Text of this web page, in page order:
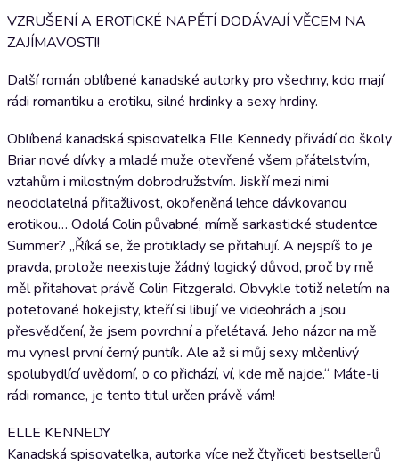
VZRUŠENÍ A EROTICKÉ NAPĚTÍ DODÁVAJÍ VĚCEM NA
ZAJÍMAVOSTI!
Další román oblíbené kanadské autorky pro všechny, kdo mají
rádi romantiku a erotiku, silné hrdinky a sexy hrdiny.
Oblíbená kanadská spisovatelka Elle Kennedy přivádí do školy
Briar nové dívky a mladé muže otevřené všem přátelstvím,
vztahům i milostným dobrodružstvím. Jiskří mezi nimi
neodolatelná přitažlivost, okořeněná lehce dávkovanou
erotikou… Odolá Colin půvabné, mírně sarkastické studentce
Summer? „Říká se, že protiklady se přitahují. A nejspíš to je
pravda, protože neexistuje žádný logický důvod, proč by mě
měl přitahovat právě Colin Fitzgerald. Obvykle totiž neletím na
potetované hokejisty, kteří si libují ve videohrách a jsou
přesvědčení, že jsem povrchní a přelétavá. Jeho názor na mě
mu vynesl první černý puntík. Ale až si můj sexy mlčenlivý
spolubydlící uvědomí, o co přichází, ví, kde mě najde.“ Máte-li
rádi romance, je tento titul určen právě vám!
ELLE KENNEDY
Kanadská spisovatelka, autorka více než čtyřiceti bestsellerů